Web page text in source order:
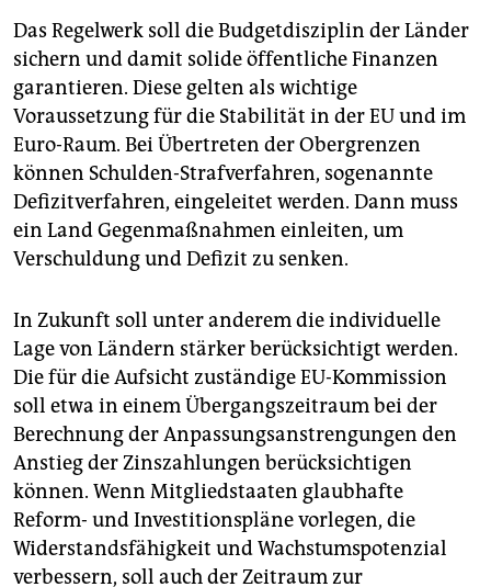
epaper login
Das Regelwerk soll die Budgetdisziplin der Länder
sichern und damit solide öffentliche Finanzen
garantieren. Diese gelten als wichtige
Voraussetzung für die Stabilität in der EU und im
Euro-Raum. Bei Übertreten der Obergrenzen
können Schulden-Strafverfahren, sogenannte
Defizitverfahren, eingeleitet werden. Dann muss
ein Land Gegenmaßnahmen einleiten, um
Verschuldung und Defizit zu senken.
In Zukunft soll unter anderem die individuelle
Lage von Ländern stärker berücksichtigt werden.
Die für die Aufsicht zuständige EU-Kommission
soll etwa in einem Übergangszeitraum bei der
Berechnung der Anpassungsanstrengungen den
Anstieg der Zinszahlungen berücksichtigen
können. Wenn Mitgliedstaaten glaubhafte
Reform- und Investitionspläne vorlegen, die
Widerstandsfähigkeit und Wachstumspotenzial
verbessern, soll auch der Zeitraum zur